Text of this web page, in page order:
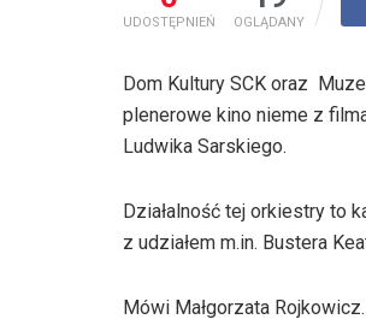
UDOSTĘPNIEŃ OGLĄDANY
Dom Kultury SCK oraz
plenerowe kino nieme z
Ludwika Sarskiego.
Działalność tej orkiestry to
z udziałem m.in. Bustera
Mówi Małgorzata Rojkowicz.